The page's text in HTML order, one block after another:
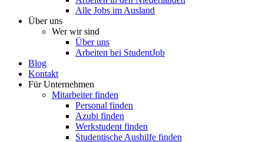
Alle Jobs im Ausland
Über uns
Wer wir sind
Über uns
Arbeiten bei StudentJob
Blog
Kontakt
Für Unternehmen
Mitarbeiter finden
Personal finden
Azubi finden
Werkstudent finden
Studentische Aushilfe finden